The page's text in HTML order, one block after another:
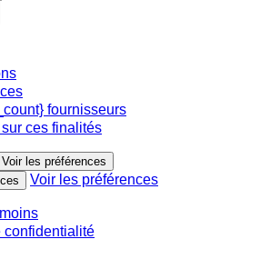
fournisseurs
ces finalités
Voir les préférences
Voir les préférences
confidentialité